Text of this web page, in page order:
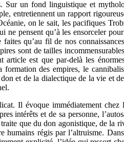
Sur un fond linguistique et
entretiennent un rapport
on le sait, les pacifiques
ne pensent qu’à les ensorceler
qu’au fil de nos
sont de tailles
est que par-delà les
des empires, le
et de la dialectique de la vie et
Il évoque immédiatement chez
intérêts et de sa personne,
que du don agonistique, de la
régis par l’altruisme.